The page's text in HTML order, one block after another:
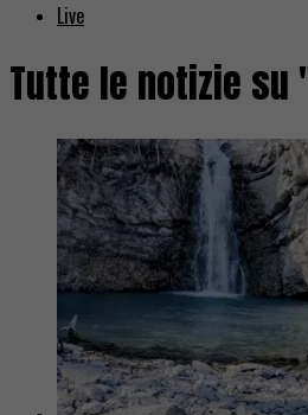
Live
Tutte le notizie su